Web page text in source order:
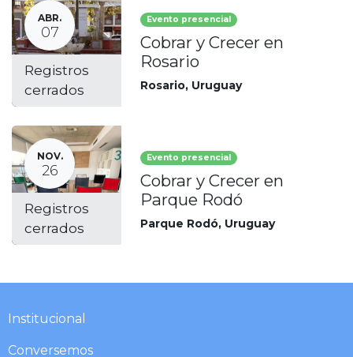
ABR.
07
Registros
cerrados
Evento presencial
Cobrar y Crecer en
Rosario
Rosario, Uruguay
NOV.
26
Registros
cerrados
Evento presencial
Cobrar y Crecer en
Parque Rodó
Parque Rodó, Uruguay
Institucional​​​
Conversemos​